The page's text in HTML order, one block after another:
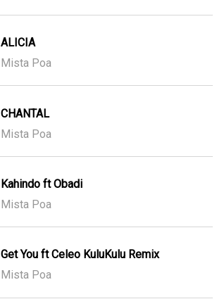
ALICIA
Mista Poa
CHANTAL
Mista Poa
Kahindo ft Obadi
Mista Poa
Get You ft Celeo KuluKulu Remix
Mista Poa